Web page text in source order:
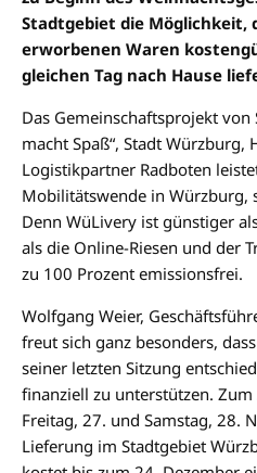
Stadtgebiet die Möglichkeit,
erworbenen Waren
gleichen Tag nach Hause
Das Gemeinschaftsprojekt
macht Spaß“, Stadt Würzburg,
Logistikpartner Radboten
Mobilitätswende in Würzburg,
Denn WüLivery ist günstiger
als die Online-Riesen und der
zu 100 Prozent emissionsfrei.
Wolfgang Weier,
freut sich ganz besonders,
seiner letzten Sitzung
finanziell zu unterstützen.
Freitag, 27. und Samstag, 28.
Lieferung im Stadtgebiet